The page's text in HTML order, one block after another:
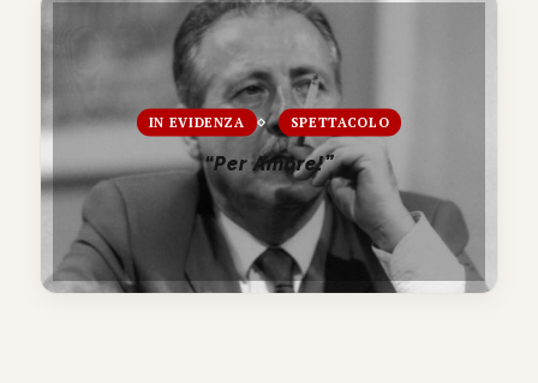
IN EVIDENZA SPETTACOLO
“Per Amore!”